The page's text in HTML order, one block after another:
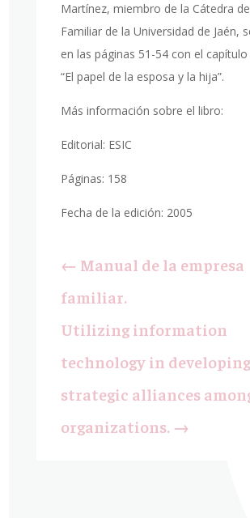
Martínez, miembro de la Cátedra
Familiar de la Universidad de Jaén,
en las páginas 51-54 con el
“El papel de la esposa y la hija”.
Más información sobre el libro:
Editorial: ESIC
Páginas: 158
Fecha de la edición: 2005
← Manual de la empresa
familiar.
Utilizing information
technology in developing
strategic alliances
organizations.→